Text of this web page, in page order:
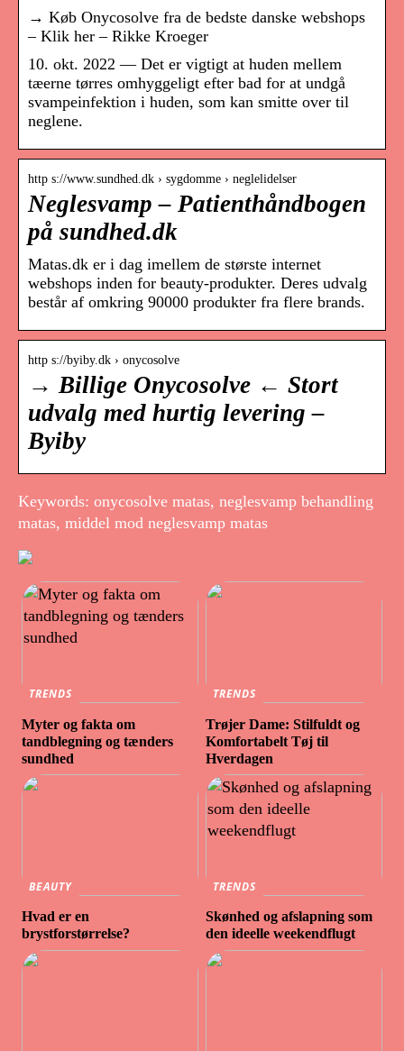
→ Køb Onycosolve fra de bedste danske webshops
– Klik her – Rikke Kroeger
10. okt. 2022 — Det er vigtigt at huden mellem
tæerne tørres omhyggeligt efter bad for at undgå
svampeinfektion i huden, som kan smitte over til
neglene.
http s://www.sundhed.dk › sygdomme › neglelidelser
Neglesvamp – Patienthåndbogen
på sundhed.dk
Matas.dk er i dag imellem de største internet
webshops inden for beauty-produkter. Deres udvalg
består af omkring 90000 produkter fra flere brands.
http s://byiby.dk › onycosolve
→ Billige Onycosolve ← Stort
udvalg med hurtig levering –
Byiby
Keywords: onycosolve matas, neglesvamp behandling
matas, middel mod neglesvamp matas
TRENDS
Myter og fakta om
tandblegning og tænders
sundhed
TRENDS
Trøjer Dame: Stilfuldt og
Komfortabelt Tøj til
Hverdagen
BEAUTY
Hvad er en
brystforstørrelse?
TRENDS
Skønhed og afslapning som
den ideelle weekendflugt